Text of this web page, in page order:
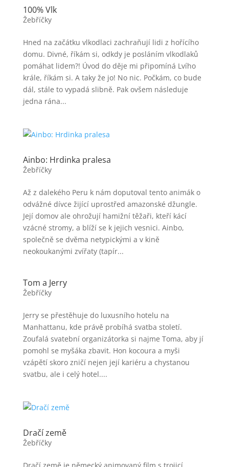
100% Vlk
Žebříčky
Hned na začátku vlkodlaci zachraňují lidi z hořícího
domu. Divné, říkám si, odkdy je posláním vlkodlaků
pomáhat lidem?! Úvod do děje mi připomíná Lvího
krále, říkám si. A taky že jo! No nic. Počkám, co bude
dál, stále to vypadá slibně. Pak ovšem následuje
jedna rána...
Ainbo: Hrdinka pralesa
Žebříčky
Až z dalekého Peru k nám doputoval tento animák o
odvážné dívce žijící uprostřed amazonské džungle.
Její domov ale ohrožují hamižní těžaři, kteří kácí
vzácné stromy, a blíží se k jejich vesnici. Ainbo,
společně se dvěma netypickými a v kině
neokoukanými zvířaty (tapír...
Tom a Jerry
Žebříčky
Jerry se přestěhuje do luxusního hotelu na
Manhattanu, kde právě probíhá svatba století.
Zoufalá svatební organizátorka si najme Toma, aby jí
pomohl se myšáka zbavit. Hon kocoura a myši
vzápětí skoro zničí nejen její kariéru a chystanou
svatbu, ale i celý hotel....
Dračí země
Žebříčky